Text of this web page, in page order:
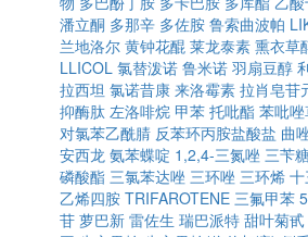
潘立酮 多那辛 多佐胺 鲁索曲波帕
兰地洛尔 黄钟花醌 莱龙泰素 熏衣草
LLICOL 氯替泼诺 鲁米诺 羽扇豆醇
拉西坦 氯诺昔康 来洛霉素 拉肖皂苷
抑酶肽 左洛啡烷 甲苯 托吡酯 苯吡
对氯苯乙酰腈 反苯环丙胺盐酸盐 曲
安西龙 氨苯蝶啶 1,2,4-三氮唑 三苄
磷酸酯 三氯苯达唑 三环唑 三环烯
乙烯四胺 TRIFAROTENE 三氟甲苯
苷 萝巴新 雷佐生 瑞巴派特 甜叶菊甙